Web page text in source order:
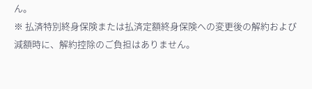
ん。
※ 払済特別終身保険または払済定額終身保険への変更後の解約および
減額時に、解約控除のご負担はありません。